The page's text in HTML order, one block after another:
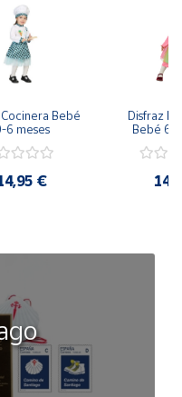
Bebé
6 meses
€
Disfraz
Bebé 6-